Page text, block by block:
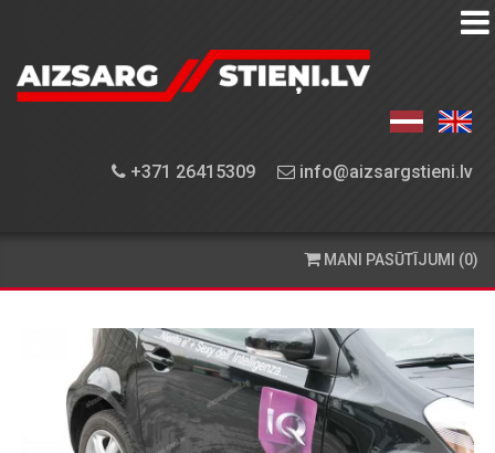
+371 26415309 info@aizsargstieni.lv
AIZSARGSTIEŅU
APRĪKOJUMA
PIEGĀDE
KONTAKTINFORMĀCIJA
MANI PASŪTĪJUMI (0)